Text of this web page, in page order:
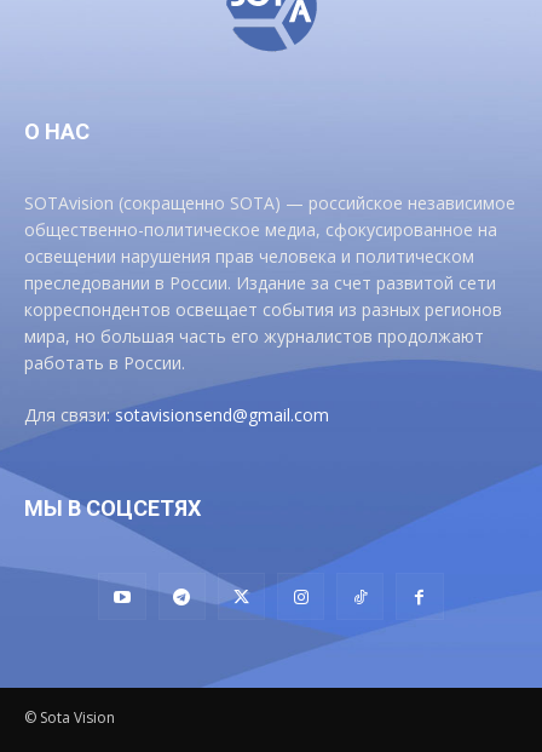
О НАС
SOTAvision (сокращенно SOTA) — российское независимое
общественно-политическое медиа, сфокусированное на
освещении нарушения прав человека и политическом
преследовании в России. Издание за счет развитой сети
корреспондентов освещает события из разных регионов
мира, но большая часть его журналистов продолжают
работать в России.
Для связи:sotavisionsend@gmail.com
МЫ В СОЦСЕТЯХ
© Sota Vision